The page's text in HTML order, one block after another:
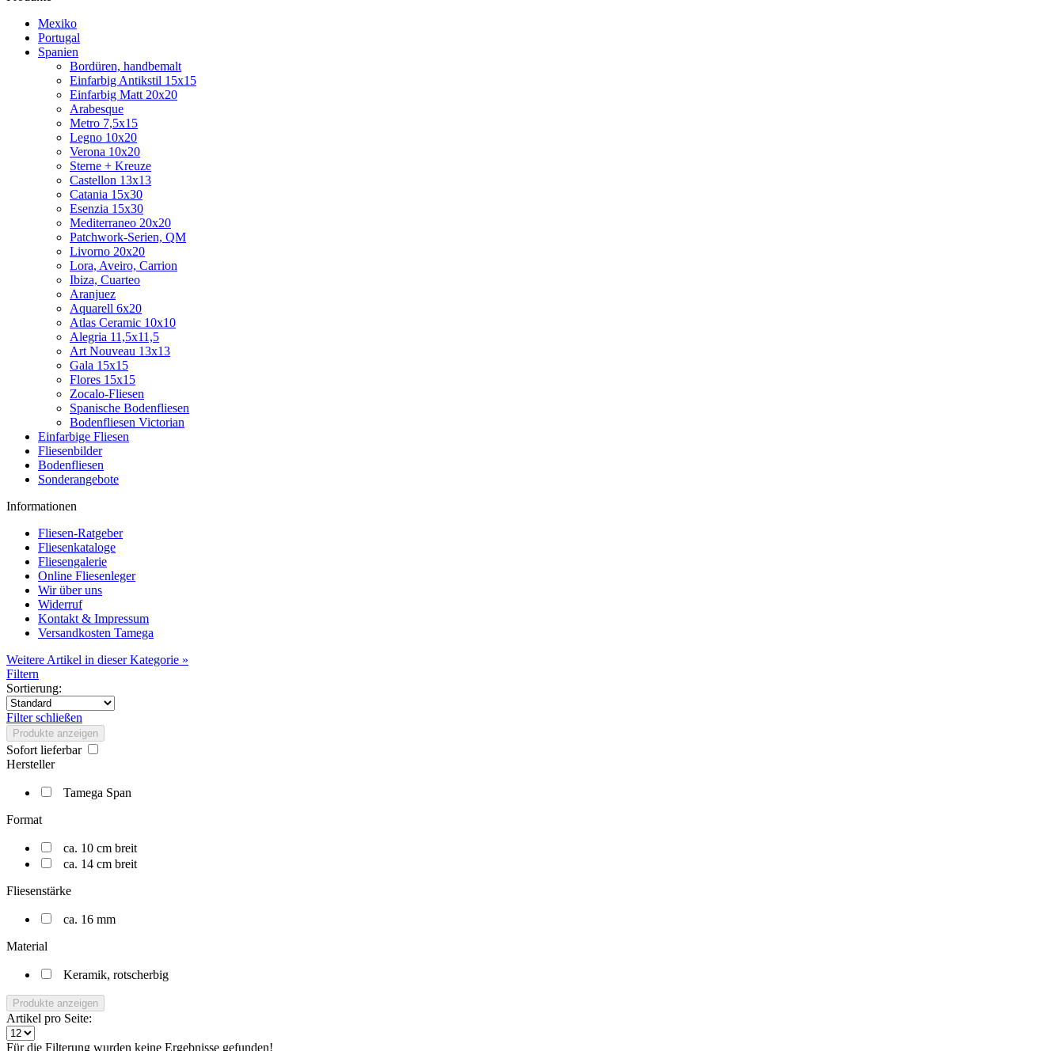
Mexiko
Portugal
Spanien
Bordüren, handbemalt
Einfarbig Antikstil 15x15
Einfarbig Matt 20x20
Arabesque
Metro 7,5x15
Legno 10x20
Verona 10x20
Sterne + Kreuze
Castellon 13x13
Catania 15x30
Esenzia 15x30
Mediterraneo 20x20
Patchwork-Serien, QM
Livorno 20x20
Lora, Aveiro, Carrion
Ibiza, Cuarteo
Aranjuez
Aquarell 6x20
Atlas Ceramic 10x10
Alegria 11,5x11,5
Art Nouveau 13x13
Gala 15x15
Flores 15x15
Zocalo-Fliesen
Spanische Bodenfliesen
Bodenfliesen Victorian
Einfarbige Fliesen
Fliesenbilder
Bodenfliesen
Sonderangebote
Informationen
Fliesen-Ratgeber
Fliesenkataloge
Fliesengalerie
Online Fliesenleger
Wir über uns
Widerruf
Kontakt & Impressum
Versandkosten Tamega
Weitere Artikel in dieser Kategorie »
Filtern
Sortierung:
Filter schließen
Produkte anzeigen
Sofort lieferbar
Hersteller
Tamega Span
Format
ca. 10 cm breit
ca. 14 cm breit
Fliesenstärke
ca. 16 mm
Material
Keramik, rotscherbig
Produkte anzeigen
Artikel pro Seite:
Für die Filterung wurden keine Ergebnisse gefunden!